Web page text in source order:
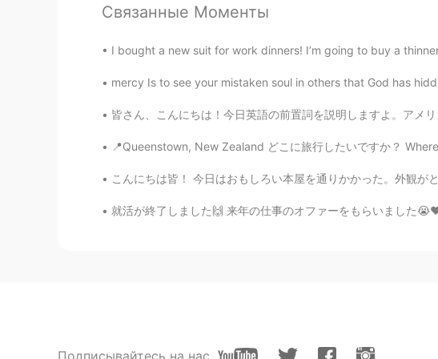
Связанные Моменты
I bought a new suit for work dinners! I’m going to buy a
mercy Is to see your mistaken soul in others that God has
皆さん、こんにちは！今日英語の前置詞を説明しますよ。アメリカの大学で英語のチューター３年間していて、日本の大学生
📍Queenstown, New Zealand どこに旅行したいですか？ Where
こんにちは皆！ 今日はおもしろい本屋を通りかかった。外観がとても可愛くて注目を集めました。これは新しいお店で、
就活が終了しました🙌 来年の仕事のオファーをもらいました😭❤ 楽しみにです！ では、今日同僚とカビについて長
Подписывайтесь на нас